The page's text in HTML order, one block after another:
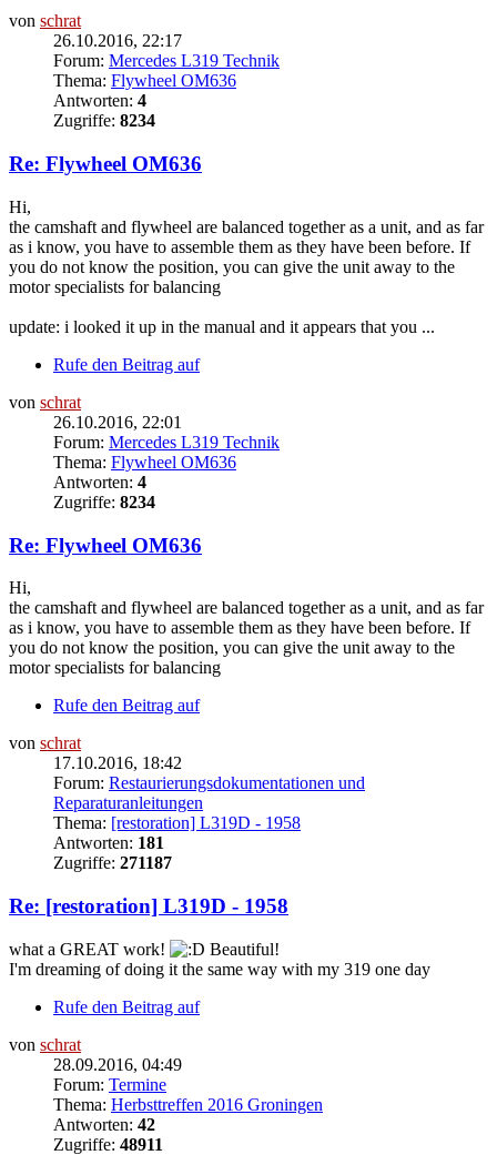
von schrat
26.10.2016, 22:17
Forum: Mercedes L319 Technik
Thema: Flywheel OM636
Antworten: 4
Zugriffe: 8234
Re: Flywheel OM636
Hi,
the camshaft and flywheel are balanced together as a unit, and as far
as i know, you have to assemble them as they have been before. If
you do not know the position, you can give the unit away to the
motor specialists for balancing
update: i looked it up in the manual and it appears that you ...
Rufe den Beitrag auf
von schrat
26.10.2016, 22:01
Forum: Mercedes L319 Technik
Thema: Flywheel OM636
Antworten: 4
Zugriffe: 8234
Re: Flywheel OM636
Hi,
the camshaft and flywheel are balanced together as a unit, and as far
as i know, you have to assemble them as they have been before. If
you do not know the position, you can give the unit away to the
motor specialists for balancing
Rufe den Beitrag auf
von schrat
17.10.2016, 18:42
Forum: Restaurierungsdokumentationen und
Reparaturanleitungen
Thema: [restoration] L319D - 1958
Antworten: 181
Zugriffe: 271187
Re: [restoration] L319D - 1958
what a GREAT work!
Beautiful!
I'm dreaming of doing it the same way with my 319 one day
Rufe den Beitrag auf
von schrat
28.09.2016, 04:49
Forum: Termine
Thema: Herbsttreffen 2016 Groningen
Antworten: 42
Zugriffe: 48911